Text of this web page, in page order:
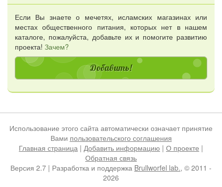
Если Вы знаете о мечетях, исламских магазинах или
местах общественного питания, которых нет в нашем
каталоге, пожалуйста, добавьте их и помогите развитию
проекта! Зачем?
Добавить!
Использование этого сайта автоматически означает принятие
Вами пользовательского соглашения
Главная страница | Добавить информацию | О проекте |
Обратная связь
Версия 2.7 | Разработка и поддержка Brullworfel lab., © 2011 -
2026